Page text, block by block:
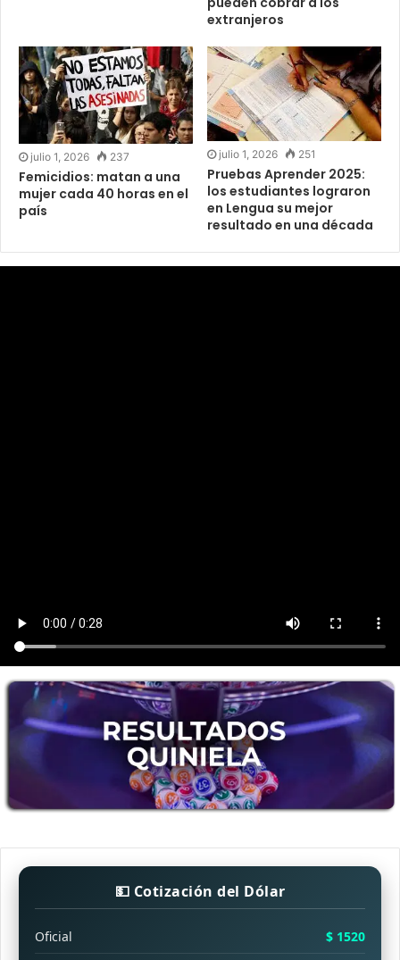
extranjeros
julio 1, 2026 237
Femicidios: matan a una
mujer cada 40 horas en el
país
julio 1, 2026 251
Pruebas Aprender 2025:
los estudiantes lograron
en Lengua su mejor
resultado en una década
💵 Cotización del Dólar
Oficial
$ 1520